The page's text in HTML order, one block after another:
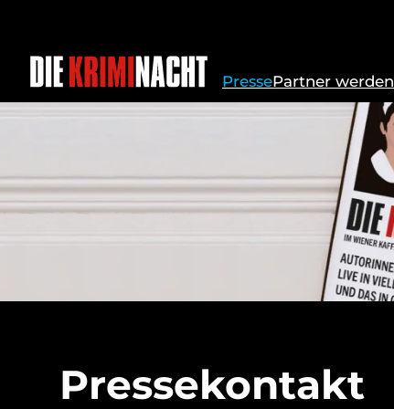
PressePartner werden
Pressekontakt